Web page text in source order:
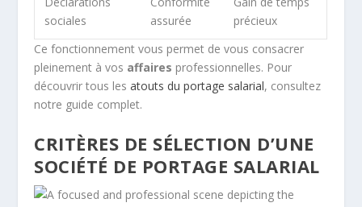
sociales
assurée
précieux
Ce fonctionnement vous permet de vous consacrer
pleinement à vos affaires professionnelles. Pour
découvrir tous lesatouts du portage salarial, consultez
notre guide complet.
CRITÈRES DE SÉLECTION D’UNE
SOCIÉTÉ DE PORTAGE SALARIAL